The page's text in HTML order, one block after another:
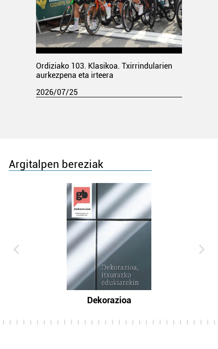
Ordiziako 103. Klasikoa. Txirrindularien
aurkezpena eta irteera
2026/07/25
Argitalpen bereziak
Dekorazioa